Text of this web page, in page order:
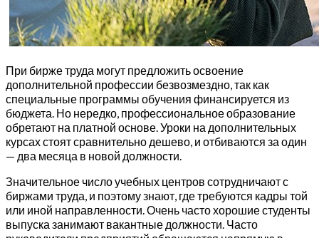
При бирже труда могут предложить освоение
дополнительной профессии безвозмездно, так как
специальные программы обучения финансируется из
бюджета. Но нередко, профессиональное образование
обретают на платной основе. Уроки на дополнительных
курсах стоят сравнительно дешево, и отбиваются за один
— два месяца в новой должности.
Значительное число учебных центров сотрудничают с
биржами труда, и поэтому знают, где требуются кадры той
или иной направленности. Очень часто хорошие студенты
выпуска занимают вакантные должности. Часто